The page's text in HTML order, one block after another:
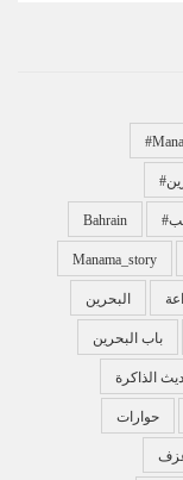
Bahrain
Manama_story
البحرين
باب البحرين
الذاكرة
حوارات